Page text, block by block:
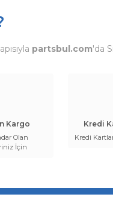
partsbul.com'da
Kargo
Olan
İçin
Kredi
Kredi